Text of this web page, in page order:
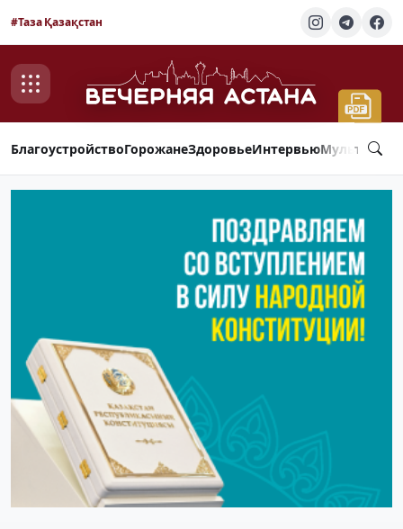
#Таза Қазақстан
БлагоустройствоГорожанеЗдоровьеИнтервью